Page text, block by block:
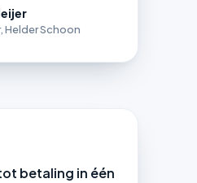
Helder Schoon
betaling in één